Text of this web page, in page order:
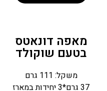
מאפה דונאטס
בטעם שוקולד
משקל: 111 גרם